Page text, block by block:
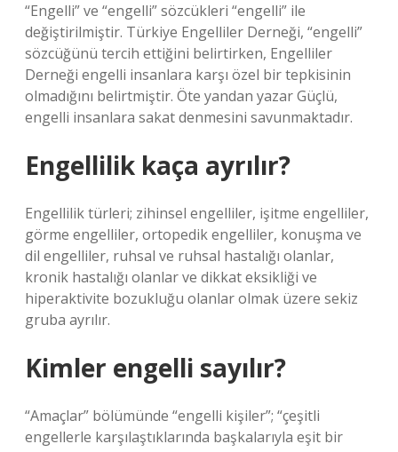
“Engelli” ve “engelli” sözcükleri “engelli” ile
değiştirilmiştir. Türkiye Engelliler Derneği, “engelli”
sözcüğünü tercih ettiğini belirtirken, Engelliler
Derneği engelli insanlara karşı özel bir tepkisinin
olmadığını belirtmiştir. Öte yandan yazar Güçlü,
engelli insanlara sakat denmesini savunmaktadır.
Engellilik kaça ayrılır?
Engellilik türleri; zihinsel engelliler, işitme engelliler,
görme engelliler, ortopedik engelliler, konuşma ve
dil engelliler, ruhsal ve ruhsal hastalığı olanlar,
kronik hastalığı olanlar ve dikkat eksikliği ve
hiperaktivite bozukluğu olanlar olmak üzere sekiz
gruba ayrılır.
Kimler engelli sayılır?
“Amaçlar” bölümünde “engelli kişiler”; “çeşitli
engellerle karşılaştıklarında başkalarıyla eşit bir